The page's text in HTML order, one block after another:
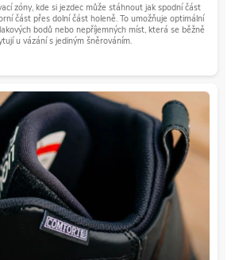
zóny, kde si jezdec může stáhnout jak spodní část
část přes dolní část holeně. To umožňuje optimální
bodů nebo nepříjemných míst, která se běžně
u vázání s jediným šněrováním.